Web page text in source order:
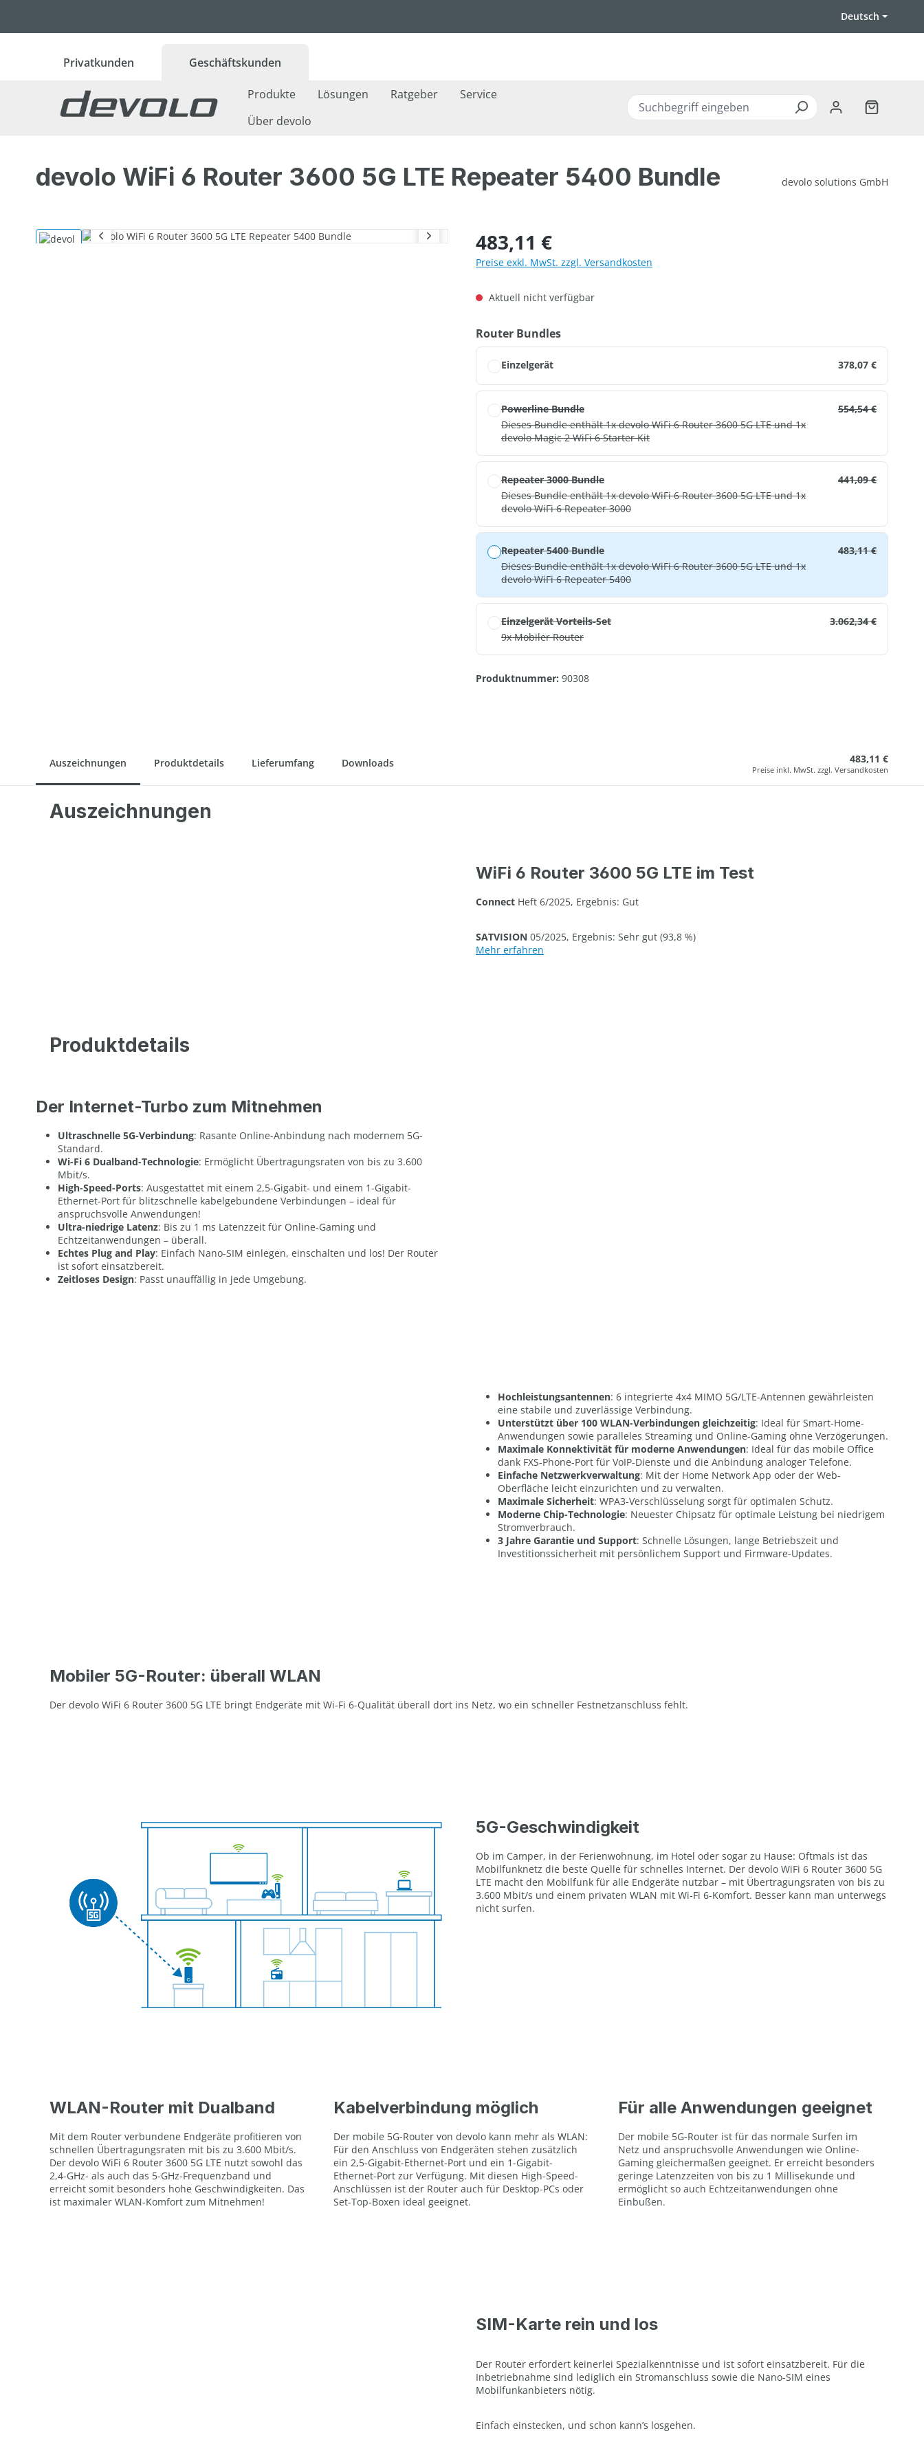
Deutsch
Privatkunden Geschäftskunden
Produkte Lösungen Ratgeber
Service
Über devolo
devolo WiFi 6 Router 3600 5G LTE Repeater 5400 Bundle devolo solutions GmbH
Bildergalerie überspringen Regulärer Preis:
483,11 €
Preise exkl. MwSt. zzgl. Versandkosten
Aktuell nicht verfügbar
Router Bundlesauswählen
Einzelgerät 378,07 €
Powerline Bundle
Dieses Bundle enthält 1x devolo WiFi 6 Router 3600 5G LTE und 1x
devolo Magic 2 WiFi 6 Starter Kit
554,54 €
Repeater 3000 Bundle
Dieses Bundle enthält 1x devolo WiFi 6 Router 3600 5G LTE und 1x
devolo WiFi 6 Repeater 3000
441,09 €
Repeater 5400 Bundle
Dieses Bundle enthält 1x devolo WiFi 6 Router 3600 5G LTE und 1x
devolo WiFi 6 Repeater 5400
483,11 €
Einzelgerät Vorteils-Set
9x Mobiler Router
3.062,34 €
Produktnummer: 90308
Auszeichnungen Produktdetails Lieferumfang Downloads 483,11 €
Preise inkl. MwSt. zzgl. Versandkosten
Auszeichnungen
WiFi 6 Router 3600 5G LTE im Test
Connect Heft 6/2025, Ergebnis: Gut
SATVISION 05/2025, Ergebnis: Sehr gut (93,8 %)
Mehr erfahren
Produktdetails
Der Internet-Turbo zum Mitnehmen
Ultraschnelle 5G-Verbindung: Rasante Online-Anbindung nach modernem 5G-
Standard.
Wi-Fi 6 Dualband-Technologie: Ermöglicht Übertragungsraten von bis zu 3.600
Mbit/s.
High-Speed-Ports: Ausgestattet mit einem 2,5-Gigabit- und einem 1-Gigabit-
Ethernet-Port für blitzschnelle kabelgebundene Verbindungen – ideal für
anspruchsvolle Anwendungen!
Ultra-niedrige Latenz: Bis zu 1 ms Latenzzeit für Online-Gaming und
Echtzeitanwendungen – überall.
Echtes Plug and Play: Einfach Nano-SIM einlegen, einschalten und los! Der Router
ist sofort einsatzbereit.
Zeitloses Design: Passt unauffällig in jede Umgebung.
Hochleistungsantennen: 6 integrierte 4x4 MIMO 5G/LTE-Antennen gewährleisten
eine stabile und zuverlässige Verbindung.
Unterstützt über 100 WLAN-Verbindungen gleichzeitig: Ideal für Smart-Home-
Anwendungen sowie paralleles Streaming und Online-Gaming ohne Verzögerungen.
Maximale Konnektivität für moderne Anwendungen: Ideal für das mobile Office
dank FXS-Phone-Port für VoIP-Dienste und die Anbindung analoger Telefone.
Einfache Netzwerkverwaltung: Mit der Home Network App oder der Web-
Oberfläche leicht einzurichten und zu verwalten.
Maximale Sicherheit: WPA3-Verschlüsselung sorgt für optimalen Schutz.
Moderne Chip-Technologie: Neuester Chipsatz für optimale Leistung bei niedrigem
Stromverbrauch.
3 Jahre Garantie und Support: Schnelle Lösungen, lange Betriebszeit und
Investitionssicherheit mit persönlichem Support und Firmware-Updates.
Mobiler 5G-Router: überall WLAN
Der devolo WiFi 6 Router 3600 5G LTE bringt Endgeräte mit Wi‑Fi 6-Qualität überall dort ins Netz, wo ein schneller Festnetzanschluss fehlt.
5G-Geschwindigkeit
Ob im Camper, in der Ferienwohnung, im Hotel oder sogar zu Hause: Oftmals ist das
Mobilfunknetz die beste Quelle für schnelles Internet. Der devolo WiFi 6 Router 3600 5G
LTE macht den Mobilfunk für alle Endgeräte nutzbar – mit Übertragungsraten von bis zu
3.600 Mbit/s und einem privaten WLAN mit Wi‑Fi 6-Komfort. Besser kann man unterwegs
nicht surfen.
WLAN-Router mit Dualband
Mit dem Router verbundene Endgeräte profitieren von
schnellen Übertragungsraten mit bis zu 3.600 Mbit/s.
Der devolo WiFi 6 Router 3600 5G LTE nutzt sowohl das
2,4-GHz- als auch das 5-GHz-Frequenzband und
erreicht somit besonders hohe Geschwindigkeiten. Das
ist maximaler WLAN-Komfort zum Mitnehmen!
Kabelverbindung möglich
Der mobile 5G-Router von devolo kann mehr als WLAN:
Für den Anschluss von Endgeräten stehen zusätzlich
ein 2,5-Gigabit-Ethernet-Port und ein 1-Gigabit-
Ethernet-Port zur Verfügung. Mit diesen High-Speed-
Anschlüssen ist der Router auch für Desktop-PCs oder
Set-Top-Boxen ideal geeignet.
Für alle Anwendungen geeignet
Der mobile 5G-Router ist für das normale Surfen im
Netz und anspruchsvolle Anwendungen wie Online-
Gaming gleichermaßen geeignet. Er erreicht besonders
geringe Latenzzeiten von bis zu 1 Millisekunde und
ermöglicht so auch Echtzeitanwendungen ohne
Einbußen.
SIM-Karte rein und los
Der Router erfordert keinerlei Spezialkenntnisse und ist sofort einsatzbereit. Für die
Inbetriebnahme sind lediglich ein Stromanschluss sowie die Nano-SIM eines
Mobilfunkanbieters nötig.
Einfach einstecken, und schon kann’s losgehen.